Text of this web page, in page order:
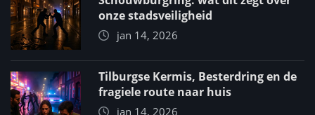
onze stadsveiligheid
jan 14, 2026
Tilburgse Kermis, Besterdring en de
fragiele route naar huis
jan 14, 2026